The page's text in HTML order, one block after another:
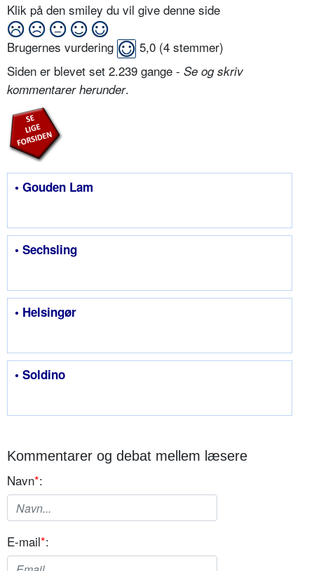
Klik på den smiley du vil give denne side
Brugernes vurdering 5,0 (4 stemmer)
Siden er blevet set 2.239 gange - Se og skriv
kommentarer herunder.
• Gouden Lam
• Sechsling
• Helsingør
• Soldino
Kommentarer og debat mellem læsere
Navn*:
E-mail*: